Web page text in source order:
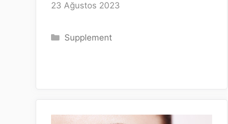
23 Ağustos 2023
Kategoriler
Supplement